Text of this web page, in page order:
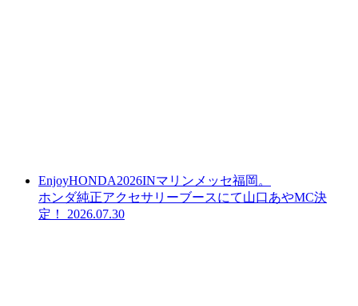
EnjoyHONDA2026INマリンメッセ福岡。
ホンダ純正アクセサリーブースにて山口あやMC決
定！
2026.07.30